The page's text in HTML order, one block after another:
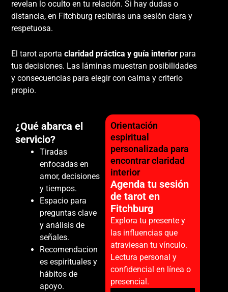
revelan lo oculto en tu relación. Si hay dudas o
distancia, en Fitchburg recibirás una sesión clara y
respetuosa.
El tarot aporta claridad práctica y guía interior para
tus decisiones. Las láminas muestran posibilidades
y consecuencias para elegir con calma y criterio
propio.
¿Qué abarca el
servicio?
Tiradas
enfocadas en
amor, decisiones
y tiempos.
Espacio para
preguntas clave
y análisis de
señales.
Recomendacion
es espirituales y
hábitos de
apoyo.
Orientación
espiritual
personalizada para
encontrar claridad
interior
Agenda tu sesión
de tarot en
Fitchburg
Explora tu presente y
las influencias que
atraviesan tu vínculo.
Lectura personal y
confidencial en línea o
presencial.